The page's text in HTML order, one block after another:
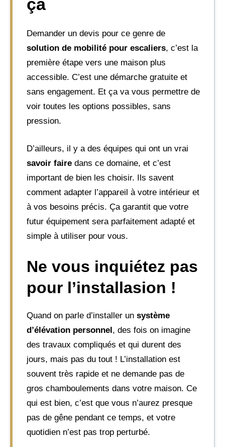
ça
Demander un devis pour ce genre de
solution de mobilité pour escaliers, c’est la
première étape vers une maison plus
accessible. C’est une démarche gratuite et
sans engagement. Et ça va vous permettre de
voir toutes les options possibles, sans
pression.
D’ailleurs, il y a des équipes qui ont un vrai
savoir faire dans ce domaine, et c’est
important de bien les choisir. Ils savent
comment adapter l’appareil à votre intérieur et
à vos besoins précis. Ça garantit que votre
futur équipement sera parfaitement adapté et
simple à utiliser pour vous.
Ne vous inquiétez pas
pour l’installasion !
Quand on parle d’installer un système
d’élévation personnel, des fois on imagine
des travaux compliqués et qui durent des
jours, mais pas du tout ! L’installation est
souvent très rapide et ne demande pas de
gros chamboulements dans votre maison. Ce
qui est bien, c’est que vous n’aurez presque
pas de gêne pendant ce temps, et votre
quotidien n’est pas trop perturbé.